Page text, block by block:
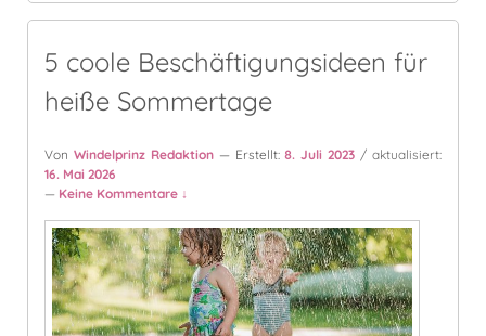
5 coole Beschäftigungsideen für
heiße Sommertage
VonWindelprinz Redaktion — Erstellt:8. Juli 2023 / aktualisiert:
16. Mai 2026
— Keine Kommentare ↓